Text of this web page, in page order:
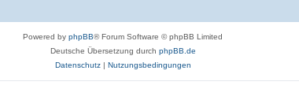
Powered by phpBB® Forum Software © phpBB Limited
Deutsche Übersetzung durch phpBB.de
Datenschutz| Nutzungsbedingungen